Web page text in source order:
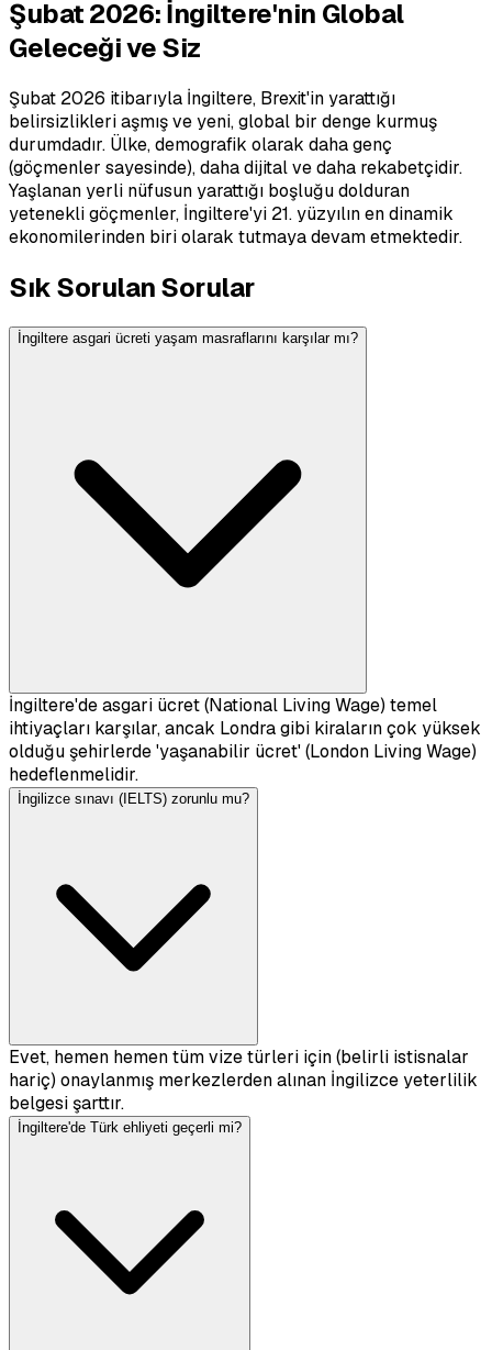
Şubat 2026: İngiltere'nin Global
Geleceği ve Siz
Şubat 2026 itibarıyla İngiltere, Brexit'in yarattığı
belirsizlikleri aşmış ve yeni, global bir denge kurmuş
durumdadır. Ülke, demografik olarak daha genç
(göçmenler sayesinde), daha dijital ve daha rekabetçidir.
Yaşlanan yerli nüfusun yarattığı boşluğu dolduran
yetenekli göçmenler, İngiltere'yi 21. yüzyılın en dinamik
ekonomilerinden biri olarak tutmaya devam etmektedir.
Sık Sorulan Sorular
İngiltere asgari ücreti yaşam masraflarını karşılar mı?
İngiltere'de asgari ücret (National Living Wage) temel
ihtiyaçları karşılar, ancak Londra gibi kiraların çok yüksek
olduğu şehirlerde 'yaşanabilir ücret' (London Living Wage)
hedeflenmelidir.
İngilizce sınavı (IELTS) zorunlu mu?
Evet, hemen hemen tüm vize türleri için (belirli istisnalar
hariç) onaylanmış merkezlerden alınan İngilizce yeterlilik
belgesi şarttır.
İngiltere'de Türk ehliyeti geçerli mi?